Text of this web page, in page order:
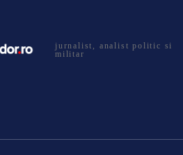
jurnalist, analist politic si
militar